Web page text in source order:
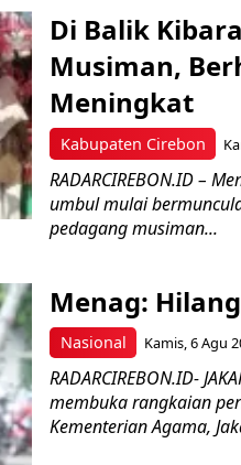
Kabupaten Cirebon
Di Balik
Musiman,
Meningkat
RADARCIREBON.ID –
umbul mulai
pedagang musiman...
Nasional
Menag:
Kamis, 6 Agu
RADARCIREBON.ID-
membuka rangkaian
Kementerian Agama,